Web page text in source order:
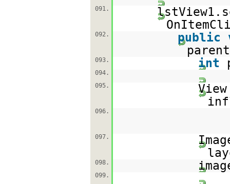
091.
092. public
093. int
094.
095.
096.
097.
098.
099.